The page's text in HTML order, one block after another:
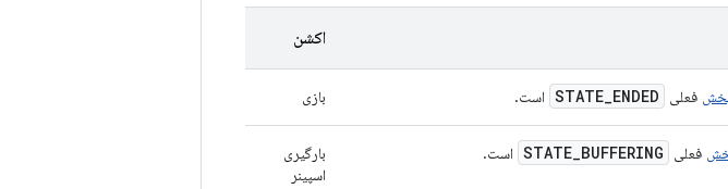
اکشن
فعلی STATE ENDED است. بازی
فعلی STATE BUFFERING است.
بارگیری
اسپینر